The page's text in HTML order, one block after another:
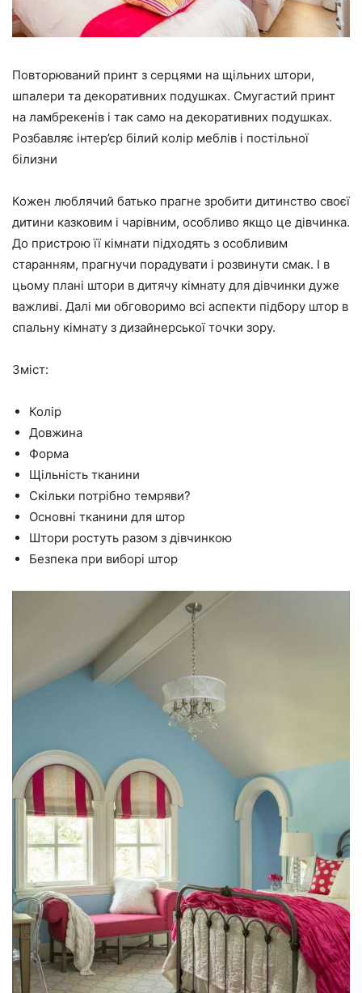
Повторюваний принт з серцями на щільних штори,
шпалери та декоративних подушках. Смугастий принт
на ламбрекенів і так само на декоративних подушках.
Розбавляє інтер’єр білий колір меблів і постільної
білизни
Кожен люблячий батько прагне зробити дитинство своєї
дитини казковим і чарівним, особливо якщо це дівчинка.
До пристрою її кімнати підходять з особливим
старанням, прагнучи порадувати і розвинути смак. І в
цьому плані штори в дитячу кімнату для дівчинки дуже
важливі. Далі ми обговоримо всі аспекти підбору штор в
спальну кімнату з дизайнерської точки зору.
Зміст:
Колір
Довжина
Форма
Щільність тканини
Скільки потрібно темряви?
Основні тканини для штор
Штори ростуть разом з дівчинкою
Безпека при виборі штор